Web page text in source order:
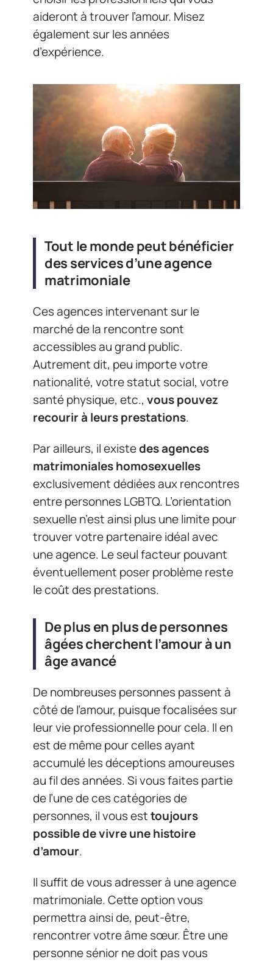
aideront à trouver l’amour. Misez
également sur les années
d’expérience.
Tout le monde peut bénéficier
des services d’une agence
matrimoniale
Ces agences intervenant sur le
marché de la rencontre sont
accessibles au grand public.
Autrement dit, peu importe votre
nationalité, votre statut social, votre
santé physique, etc., vous pouvez
recourir à leurs prestations.
Par ailleurs, il existedes agences
matrimoniales homosexuelles
exclusivement dédiées aux rencontres
entre personnes LGBTQ. L’orientation
sexuelle n’est ainsi plus une limite pour
trouver votre partenaire idéal avec
une agence. Le seul facteur pouvant
éventuellement poser problème reste
le coût des prestations.
De plus en plus de personnes
âgées cherchent l’amour à un
âge avancé
De nombreuses personnes passent à
côté de l’amour, puisque focalisées sur
leur vie professionnelle pour cela. Il en
est de même pour celles ayant
accumulé les déceptions amoureuses
au fil des années. Si vous faites partie
de l’une de ces catégories de
personnes, il vous esttoujours
possible de vivre une histoire
d’amour.
Il suffit de vous adresser à une agence
matrimoniale. Cette option vous
permettra ainsi de, peut-être,
rencontrer votre âme sœur. Être une
personne sénior ne doit pas vous